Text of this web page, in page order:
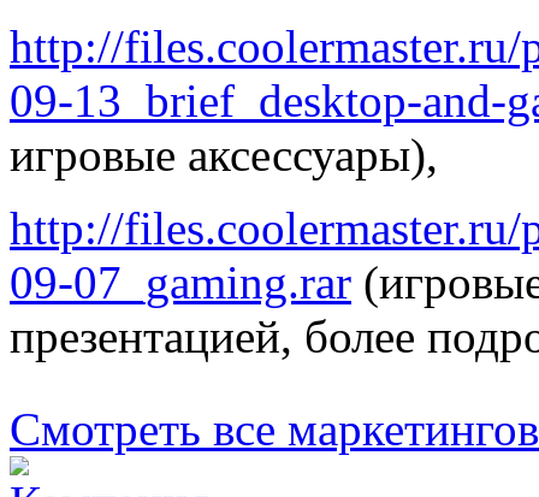
http://files.coolermaster.ru/
09-13_brief_desktop-and-
игровые аксессуары),
http://files.coolermaster.ru/
09-07_gaming.rar
презентацией, более
Смотреть все